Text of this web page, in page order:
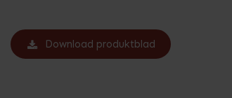
Download produktblad